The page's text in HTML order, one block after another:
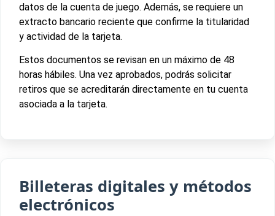
datos de la cuenta de juego. Además, se requiere un
extracto bancario reciente que confirme la titularidad
y actividad de la tarjeta.
Estos documentos se revisan en un máximo de 48
horas hábiles. Una vez aprobados, podrás solicitar
retiros que se acreditarán directamente en tu cuenta
asociada a la tarjeta.
Billeteras digitales y métodos
electrónicos